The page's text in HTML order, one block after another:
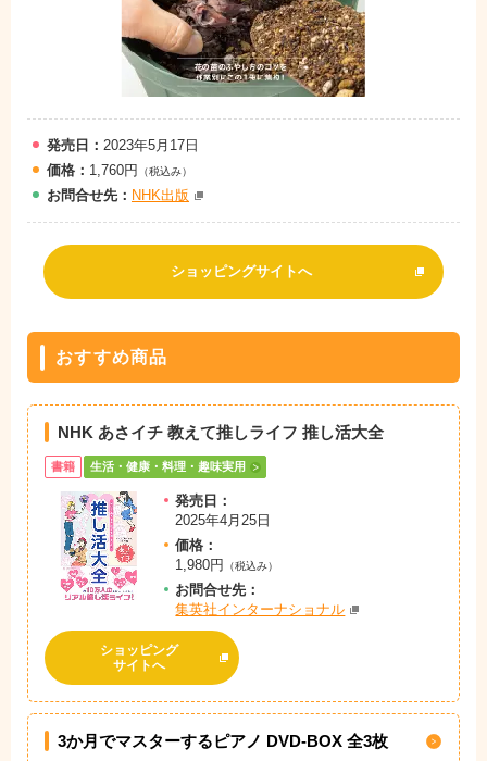
発売日： 2023年5月17日
価格： 1,760円 （税込み）
お問合せ先： NHK出版
ショッピングサイトへ
おすすめ商品
NHK あさイチ 教えて推しライフ 推し活大全
書籍 生活・健康・料理・趣味実用
発売日：
2025年4月25日
価格：
1,980円
（税込み）
お問合せ先：
集英社インターナショナル
ショッピング
サイトへ
3か月でマスターするピアノ DVD-BOX 全3枚